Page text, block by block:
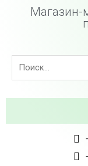
Магазин-